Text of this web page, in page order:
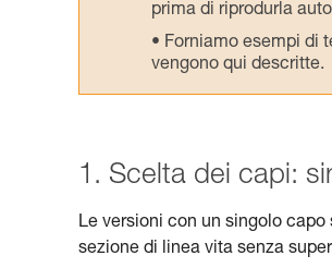
prima di riprodurla
Forniamo esempi di
vengono qui descritte.
1. Scelta dei capi:
Le versioni con un singolo
sezione di linea vita senza